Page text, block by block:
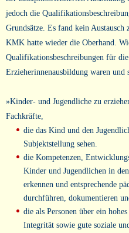
jedoch die
Grundsätze. Es fand kein
KMK hatte wieder die Oberhand.
Qualifikationsbeschreibungen für
Erzieherinnenausbildung waren
»Kinder- und Jugendliche zu
Fachkräfte,
die das Kind und den
Subjektstellung sehen.
die Kompetenzen,
Kinder und Jugendlichen in
erkennen und entsprechende
durchführen, dokumentieren
die als Personen über ein
Integrität sowie gute soziale